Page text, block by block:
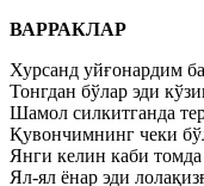
ВАРРАКЛАР
Хурсанд уйғонардим
Тонгдан бўлар эди
Шамол силкитганда
Қувончимнинг чеки
Янги келин каби
Ял-ял ёнар эди